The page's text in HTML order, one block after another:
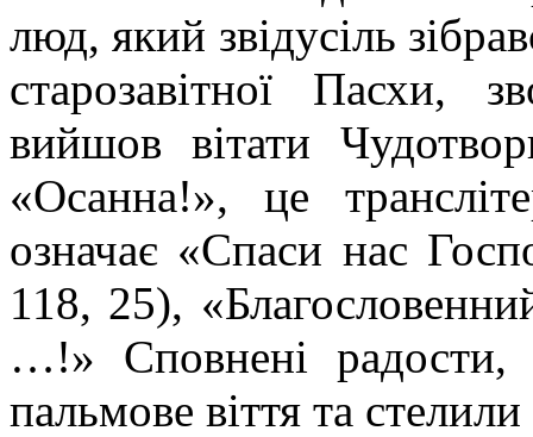
люд, який звідусіль
старозавітної Пасхи,
вийшов вітати
«Осанна!», це
означає «Спаси нас
118, 25),
…!» Сповнені
пальмове віття та